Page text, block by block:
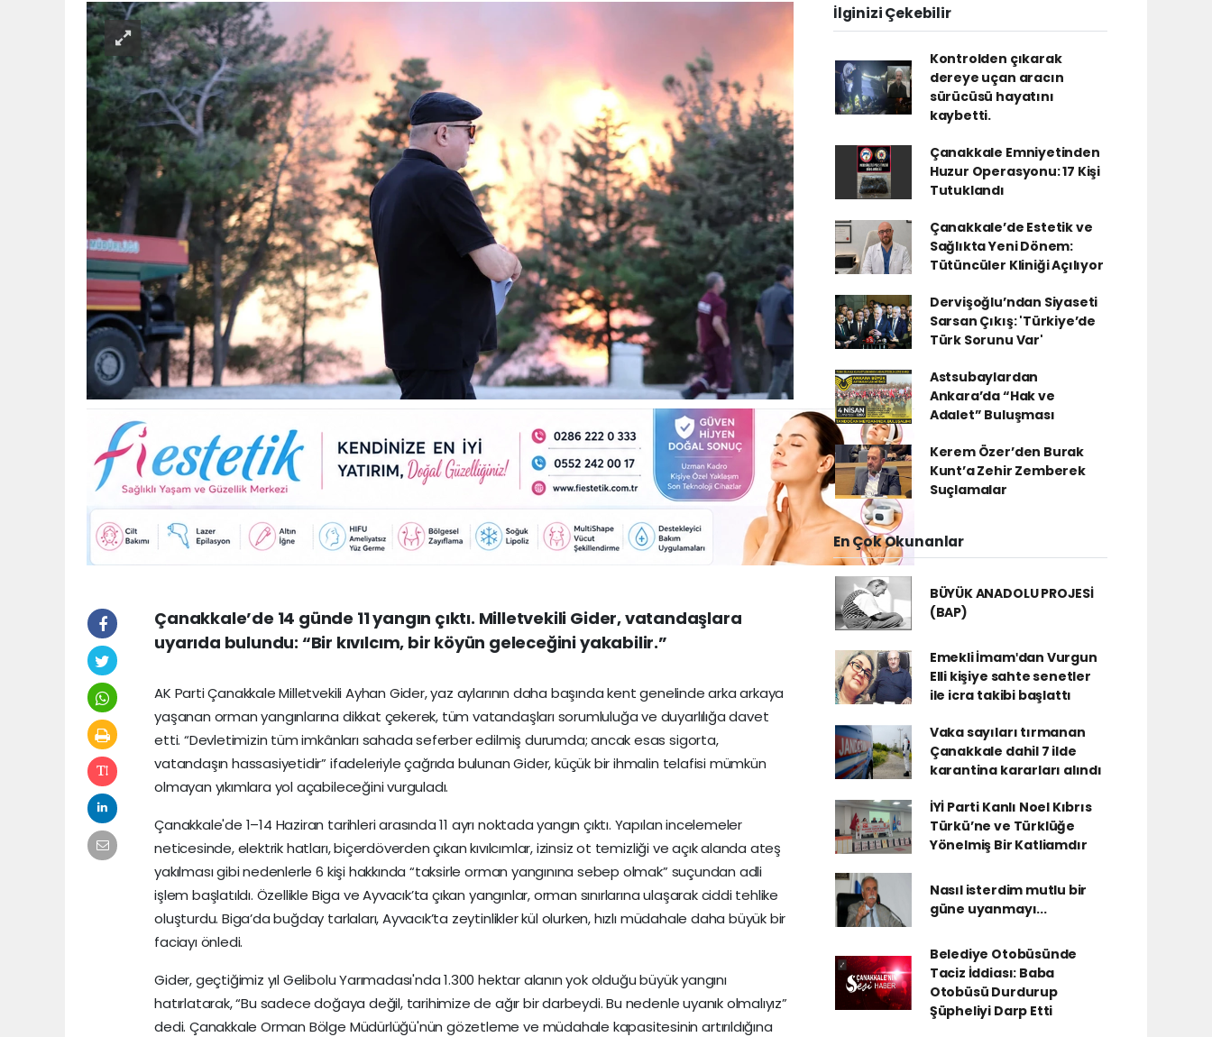
Çanakkale’de 14 günde 11 yangın çıktı. Milletvekili Gider, vatandaşlara
uyarıda bulundu: “Bir kıvılcım, bir köyün geleceğini yakabilir.”
AK Parti Çanakkale Milletvekili Ayhan Gider, yaz aylarının daha başında kent genelinde arka arkaya
yaşanan orman yangınlarına dikkat çekerek, tüm vatandaşları sorumluluğa ve duyarlılığa davet
etti. “Devletimizin tüm imkânları sahada seferber edilmiş durumda; ancak esas sigorta,
vatandaşın hassasiyetidir” ifadeleriyle çağrıda bulunan Gider, küçük bir ihmalin telafisi mümkün
olmayan yıkımlara yol açabileceğini vurguladı.
Çanakkale'de 1–14 Haziran tarihleri arasında 11 ayrı noktada yangın çıktı. Yapılan incelemeler
neticesinde, elektrik hatları, biçerdöverden çıkan kıvılcımlar, izinsiz ot temizliği ve açık alanda ateş
yakılması gibi nedenlerle 6 kişi hakkında “taksirle orman yangınına sebep olmak” suçundan adli
işlem başlatıldı. Özellikle Biga ve Ayvacık’ta çıkan yangınlar, orman sınırlarına ulaşarak ciddi tehlike
oluşturdu. Biga’da buğday tarlaları, Ayvacık’ta zeytinlikler kül olurken, hızlı müdahale daha büyük bir
faciayı önledi.
Gider, geçtiğimiz yıl Gelibolu Yarımadası'nda 1.300 hektar alanın yok olduğu büyük yangını
hatırlatarak, “Bu sadece doğaya değil, tarihimize de ağır bir darbeydi. Bu nedenle uyanık olmalıyız”
dedi. Çanakkale Orman Bölge Müdürlüğü'nün gözetleme ve müdahale kapasitesinin artırıldığına
İlginizi Çekebilir
Kontrolden çıkarak
dereye uçan aracın
sürücüsü hayatını
kaybetti.
Çanakkale Emniyetinden
Huzur Operasyonu: 17 Kişi
Tutuklandı
Çanakkale’de Estetik ve
Sağlıkta Yeni Dönem:
Tütüncüler Kliniği Açılıyor
Dervişoğlu’ndan Siyaseti
Sarsan Çıkış: 'Türkiye’de
Türk Sorunu Var'
Astsubaylardan
Ankara’da “Hak ve
Adalet” Buluşması
Kerem Özer’den Burak
Kunt’a Zehir Zemberek
Suçlamalar
En Çok Okunanlar
BÜYÜK ANADOLU PROJESİ
(BAP)
Emekli İmamʹdan Vurgun
Elli kişiye sahte senetler
ile icra takibi başlattı
Vaka sayıları tırmanan
Çanakkale dahil 7 ilde
karantina kararları alındı
İYİ Parti Kanlı Noel Kıbrıs
Türkü’ne ve Türklüğe
Yönelmiş Bir Katliamdır
Nasıl isterdim mutlu bir
güne uyanmayı...
Belediye Otobüsünde
Taciz İddiası: Baba
Otobüsü Durdurup
Şüpheliyi Darp Etti